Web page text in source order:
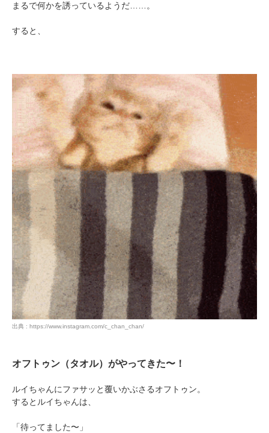
まるで何かを誘っているようだ……。
すると、
出典 : https://www.instagram.com/c_chan_chan/
オフトゥン（タオル）がやってきた〜！
ルイちゃんにファサッと覆いかぶさるオフトゥン。
するとルイちゃんは、
「待ってました〜」